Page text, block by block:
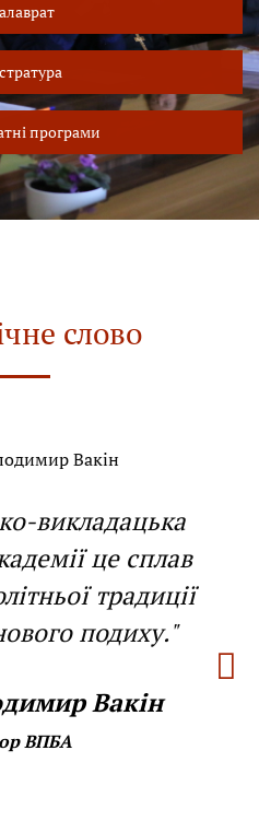
програми
слово
викладацька
це сплав
традиції
подиху."
Вакін
ВПБА